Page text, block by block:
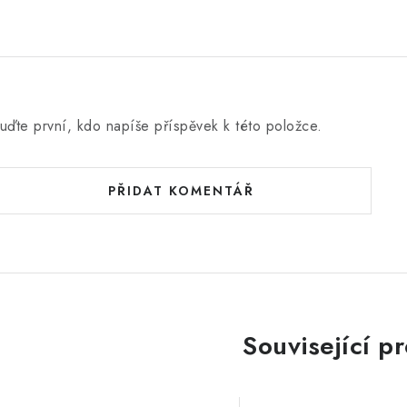
první, kdo napíše příspěvek k této položce.
PŘIDAT KOMENTÁŘ
Související